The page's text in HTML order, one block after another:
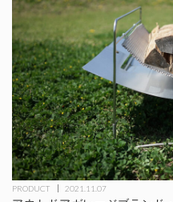
PRODUCT 2021.11.07